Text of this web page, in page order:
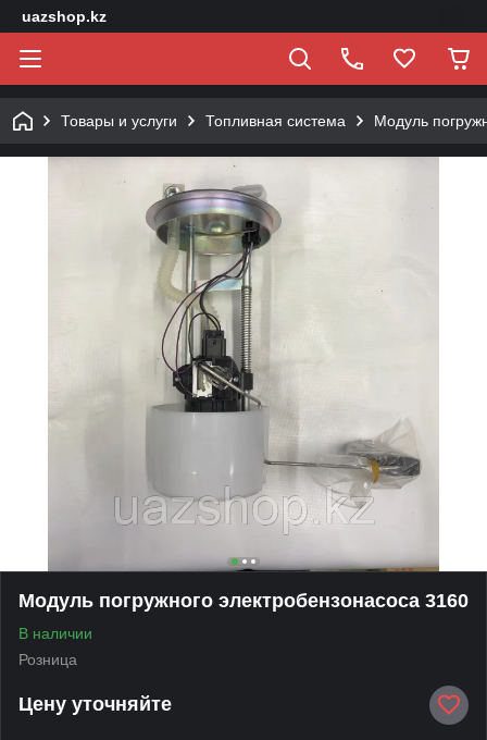
uazshop.kz
Товары и услуги Топливная система Модуль
Модуль погружного электробензонасоса 3160
В наличии
Розница
Цену уточняйте